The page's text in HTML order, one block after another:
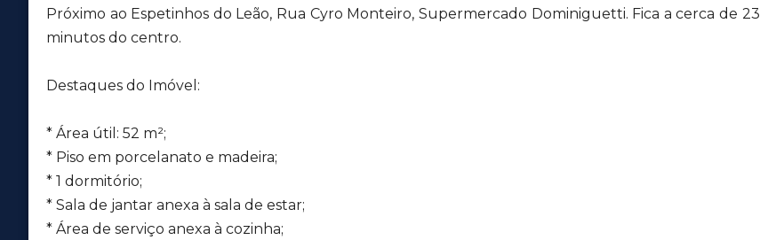
Próximo ao Espetinhos do Leão, Rua Cyro Monteiro, Supermercado Dominiguetti. Fica a cerca de 23
minutos do centro.
Destaques do Imóvel:
* Área útil: 52 m²;
* Piso em porcelanato e madeira;
* 1 dormitório;
* Sala de jantar anexa à sala de estar;
* Área de serviço anexa à cozinha;